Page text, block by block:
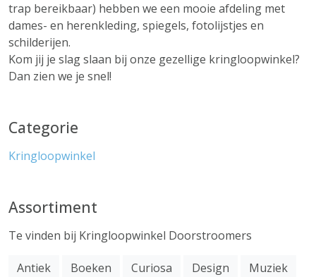
trap bereikbaar) hebben we een mooie afdeling met
dames- en herenkleding, spiegels, fotolijstjes en
schilderijen.
Kom jij je slag slaan bij onze gezellige kringloopwinkel?
Dan zien we je snel!
Categorie
Kringloopwinkel
Assortiment
Te vinden bij Kringloopwinkel Doorstroomers
Antiek Boeken Curiosa Design
Muziek